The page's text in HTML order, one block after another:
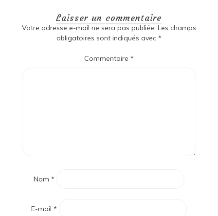
Laisser un commentaire
Votre adresse e-mail ne sera pas publiée. Les champs
obligatoires sont indiqués avec *
Commentaire *
Nom *
E-mail *